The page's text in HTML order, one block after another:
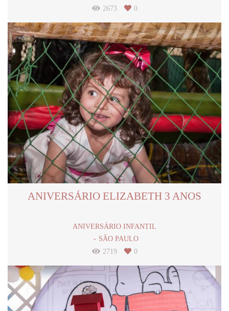
2673
0
ANIVERSÁRIO ELIZABETH 3 ANOS
ANIVERSÁRIO INFANTIL
SÃO PAULO
2719
0